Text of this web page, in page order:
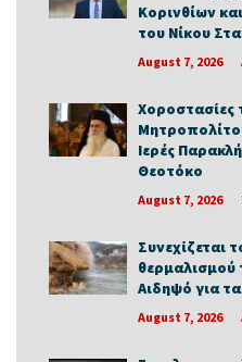
Κορινθίων
του Νίκου
August 7, 2026
Χοροστασίες
Ιερές
Θεοτόκο
August 7, 2026
Συνεχίζεται
θερμαλισμού
Αιδηψό για
August 7, 2026